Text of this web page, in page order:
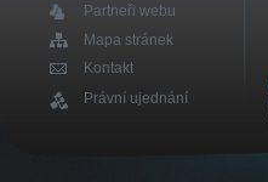
Partneři webu
Mapa stránek
Kontakt
Právní ujednání